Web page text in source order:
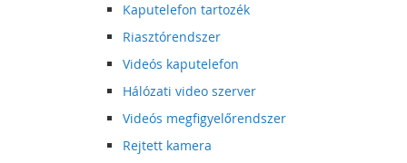
Kaputelefon tartozék
Riasztórendszer
Videós kaputelefon
Hálózati video szerver
Videós megfigyelőrendszer
Rejtett kamera